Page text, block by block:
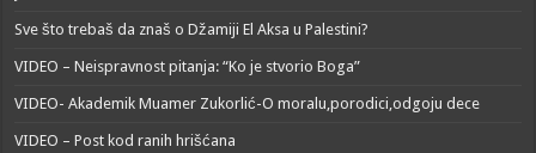
Sve što trebaš da znaš o Džamiji El Aksa u Palestini?
VIDEO – Neispravnost pitanja: “Ko je stvorio Boga”
VIDEO- Akademik Muamer Zukorlić-O moralu,porodici,odgoju dece
VIDEO – Post kod ranih hrišćana